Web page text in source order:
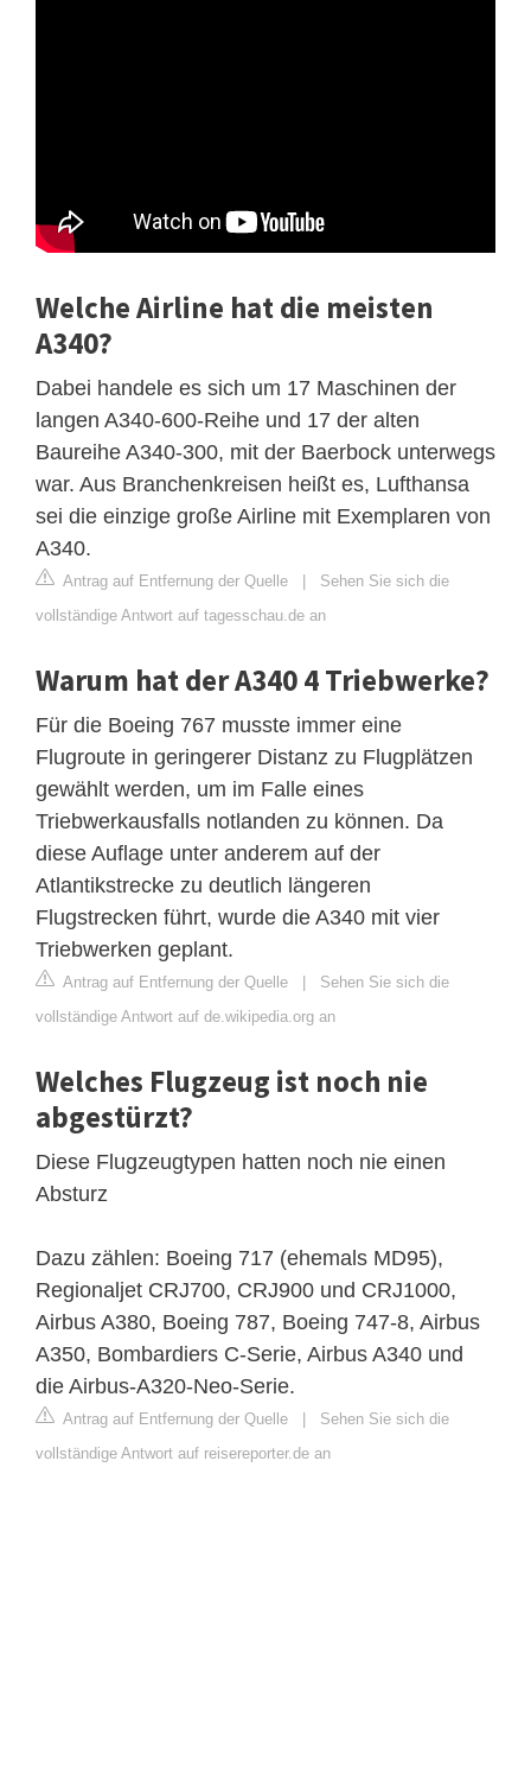
Welche Airline hat die meisten
A340?
Dabei handele es sich um 17 Maschinen der
langen A340-600-Reihe und 17 der alten
Baureihe A340-300, mit der Baerbock unterwegs
war. Aus Branchenkreisen heißt es, Lufthansa
sei die einzige große Airline mit Exemplaren von
A340.
Antrag auf Entfernung der Quelle | Sehen Sie sich die
vollständige Antwort auf tagesschau.de an
Warum hat der A340 4 Triebwerke?
Für die Boeing 767 musste immer eine
Flugroute in geringerer Distanz zu Flugplätzen
gewählt werden, um im Falle eines
Triebwerkausfalls notlanden zu können. Da
diese Auflage unter anderem auf der
Atlantikstrecke zu deutlich längeren
Flugstrecken führt, wurde die A340 mit vier
Triebwerken geplant.
Antrag auf Entfernung der Quelle | Sehen Sie sich die
vollständige Antwort auf de.wikipedia.org an
Welches Flugzeug ist noch nie
abgestürzt?
Diese Flugzeugtypen hatten noch nie einen
Absturz
Dazu zählen: Boeing 717 (ehemals MD95),
Regionaljet CRJ700, CRJ900 und CRJ1000,
Airbus A380, Boeing 787, Boeing 747-8, Airbus
A350, Bombardiers C-Serie, Airbus A340 und
die Airbus-A320-Neo-Serie.
Antrag auf Entfernung der Quelle | Sehen Sie sich die
vollständige Antwort auf reisereporter.de an